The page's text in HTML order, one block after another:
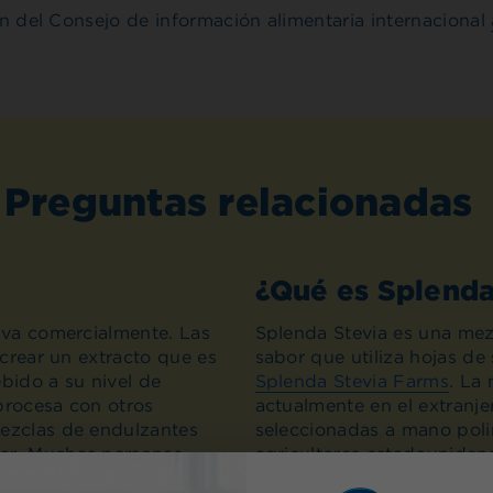
del Consejo de información alimentaria internacional
Preguntas relacionadas
comercialmente. Las
un extracto que es
a su nivel de
con otros
de endulzantes
Muchas personas
¿Qué es
Splenda Stevia es una
sabor que utiliza hojas
Splenda Stevia Farms. La
actualmente en el
seleccionadas a mano
agricultores